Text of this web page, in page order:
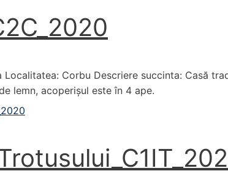
Localitatea: Corbu Descriere succinta: Casă
lemn, acoperișul este în 4 ape.